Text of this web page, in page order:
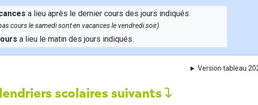
a lieu après le dernier cours des jours indiqués.
cours le samedi sont en vacances le vendredi soir)
a lieu le matin des jours indiqués.
Version tableau
scolaires suivants